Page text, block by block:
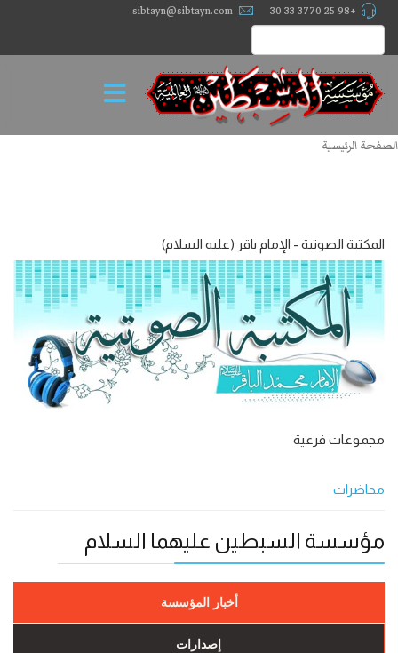
+98 25 3770 33 30
sibtayn@sibtayn.com
الصفحة الرئيسية
المكتبة الصوتية - الإمام باقر (عليه السلام)
مجموعات فرعية
محاضرات
مؤسسة السبطين عليهما السلام
أخبار المؤسسة
إصدارات